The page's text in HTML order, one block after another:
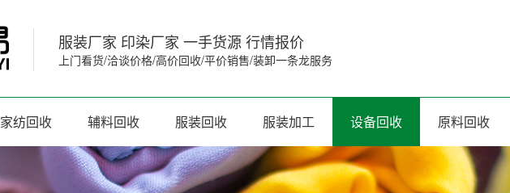
服装厂家 印染厂家 一手货源 行情报价
上门看货/洽谈价格/高价回收/平价销售/装卸一条龙服务
家纺回收 辅料回收 服装回收 服装加工 设备回收 原料回收